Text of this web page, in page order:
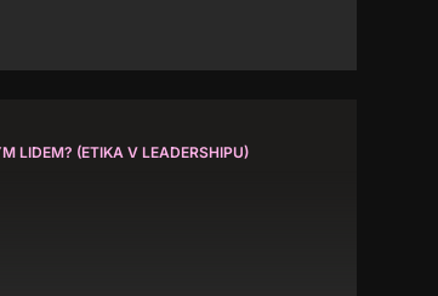
LIDEM? (ETIKA V LEADERSHIPU)